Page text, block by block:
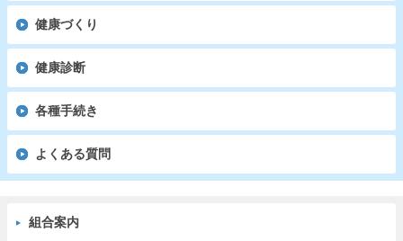
健康づくり
健康診断
各種手続き
よくある質問
組合案内